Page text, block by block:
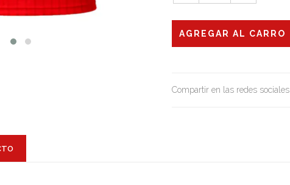
Compartir en las redes sociales